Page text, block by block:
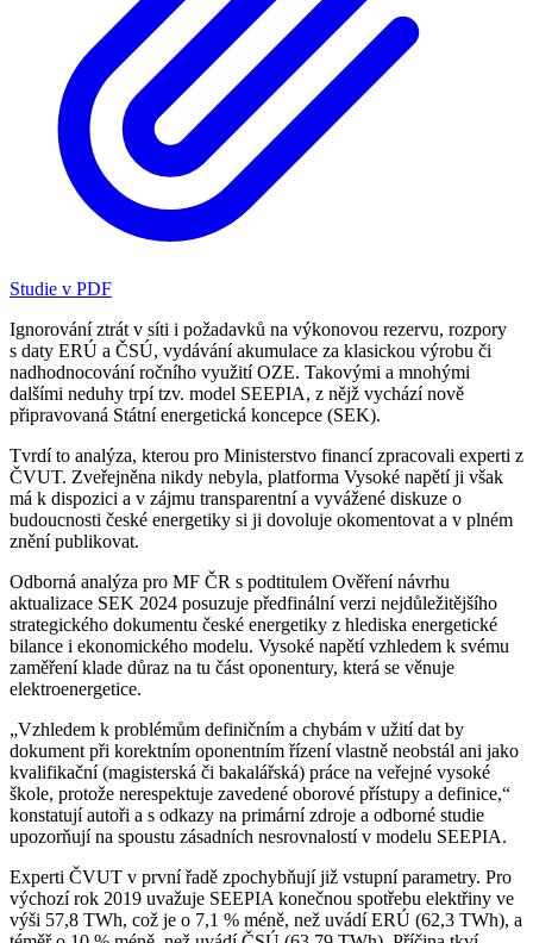
Studie v PDF
Ignorování ztrát v síti i požadavků na výkonovou rezervu, rozpory
s daty ERÚ a ČSÚ, vydávání akumulace za klasickou výrobu či
nadhodnocování ročního využití OZE. Takovými a mnohými
dalšími neduhy trpí tzv. model SEEPIA, z nějž vychází nově
připravovaná Státní energetická koncepce (SEK).
Tvrdí to analýza, kterou pro Ministerstvo financí zpracovali experti z
ČVUT. Zveřejněna nikdy nebyla, platforma Vysoké napětí ji však
má k dispozici a v zájmu transparentní a vyvážené diskuze o
budoucnosti české energetiky si ji dovoluje okomentovat a v plném
znění publikovat.
Odborná analýza pro MF ČR s podtitulem Ověření návrhu
aktualizace SEK 2024 posuzuje předfinální verzi nejdůležitějšího
strategického dokumentu české energetiky z hlediska energetické
bilance i ekonomického modelu. Vysoké napětí vzhledem k svému
zaměření klade důraz na tu část oponentury, která se věnuje
elektroenergetice.
„Vzhledem k problémům definičním a chybám v užití dat by
dokument při korektním oponentním řízení vlastně neobstál ani jako
kvalifikační (magisterská či bakalářská) práce na veřejné vysoké
škole, protože nerespektuje zavedené oborové přístupy a definice,“
konstatují autoři a s odkazy na primární zdroje a odborné studie
upozorňují na spoustu zásadních nesrovnalostí v modelu SEEPIA.
Experti ČVUT v první řadě zpochybňují již vstupní parametry. Pro
výchozí rok 2019 uvažuje SEEPIA konečnou spotřebu elektřiny ve
výši 57,8 TWh, což je o 7,1 % méně, než uvádí ERÚ (62,3 TWh), a